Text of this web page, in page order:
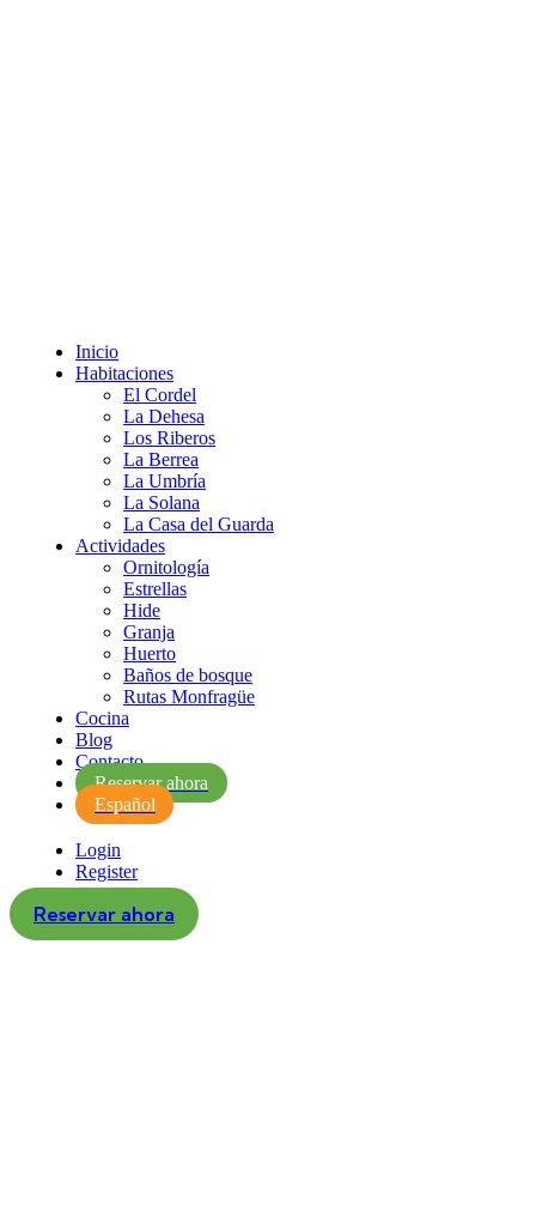
Inicio
Habitaciones
El Cordel
La Dehesa
Los Riberos
La Berrea
La Umbría
La Solana
La Casa del Guarda
Actividades
Ornitología
Estrellas
Hide
Granja
Huerto
Baños de bosque
Rutas Monfragüe
Cocina
Blog
Contacto
Reservar ahora
Español
Login
Register
Reservar ahora